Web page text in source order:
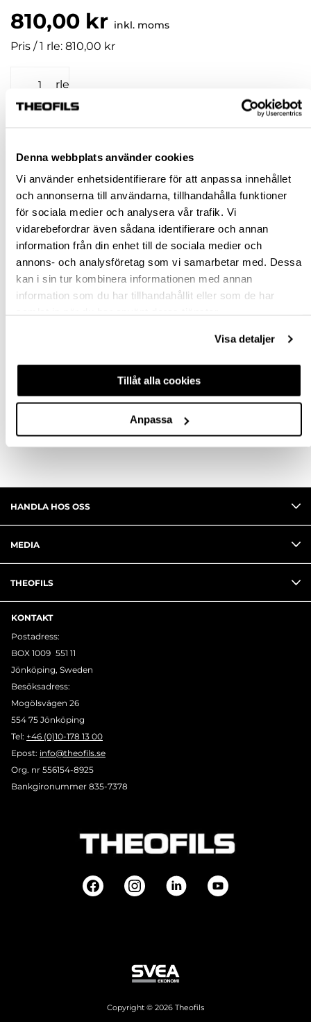
Denna webbplats använder cookies
Vi använder enhetsidentifierare för att anpassa innehållet
och annonserna till användarna, tillhandahålla funktioner
för sociala medier och analysera vår trafik. Vi
vidarebefordrar även sådana identifierare och annan
information från din enhet till de sociala medier och
annons- och analysföretag som vi samarbetar med. Dessa
kan i sin tur kombinera informationen med annan
information som du har tillhandahållit eller som de har
Visa detaljer
Tillåt alla cookies
Anpassa
810,00 kr inkl. moms
Pris / 1 rle: 810,00 kr
rle
Jönköping huvudlager Finns i lager online
Jönköping butik Finns i lager
Malmö butik Finns i lager
Stockholm butik Finns i lager
Snabba leveranser
Hämta i butik
Ledande leverantör i Sverige
FRÅGA OM PRODUKT
HANDLA HOS OSS
MEDIA
THEOFILS
KONTAKT
Postadress:
BOX 1009 551 11
Jönköping, Sweden
Besöksadress:
Mogölsvägen 26
554 75 Jönköping
Tel: +46 (0)10-178 13 00
Epost: info@theofils.se
Org. nr 556154-8925
Bankgironummer 835-7378
Copyright © 2026 Theofils